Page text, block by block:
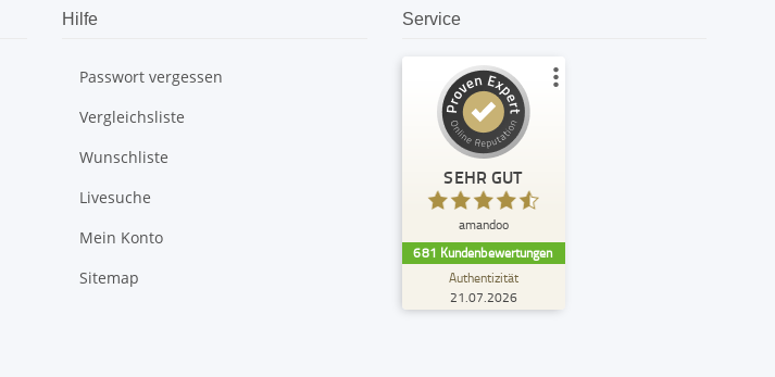
Hilfe
Passwort vergessen
Vergleichsliste
Wunschliste
Livesuche
Mein Konto
Sitemap
Service
SEHR GUT
amandoo
681 Kundenbewertungen
Authentizität
21.07.2026
Kundenbewertungen und Erfahrungen zu
amandoo
Empfehlungen auf
SEHR GUT
Bewertungen auf
Bewertungen von